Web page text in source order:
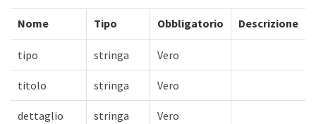
Nome Tipo Obbligatorio Descrizione
tipo stringa Vero
titolo stringa Vero
dettaglio stringa Vero